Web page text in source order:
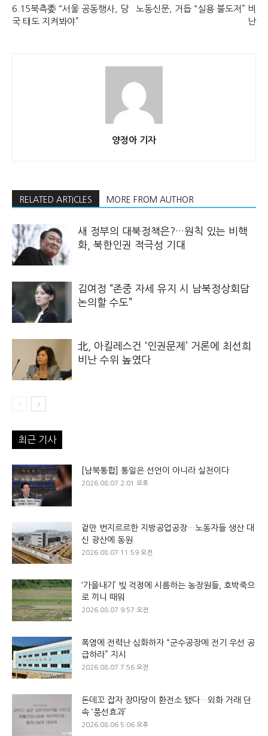
6.15북측委 “서울 공동행사, 당
국 태도 지켜봐야”
노동신문, 거듭 “실용 불도저” 비
난
양정아 기자
RELATED ARTICLES MORE FROM AUTHOR
새 정부의 대북정책은?…원칙 있는 비핵
화, 북한인권 적극성 기대
김여정 “존중 자세 유지 시 남북정상회담
논의할 수도”
北, 아킬레스건 ‘인권문제’ 거론에 최선희
비난 수위 높였다
최근 기사
[남북통합] 통일은 선언이 아니라 실천이다
2026.08.07 2:01 오후
겉만 번지르르한 지방공업공장…노동자들 생산 대
신 광산에 동원
2026.08.07 11:59 오전
‘가을내기’ 빚 걱정에 시름하는 농장원들, 호박죽으
로 끼니 때워
2026.08.07 9:57 오전
폭염에 전력난 심화하자 “군수공장에 전기 우선 공
급하라” 지시
2026.08.07 7:56 오전
돈데꼬 잡자 장마당이 환전소 됐다…외화 거래 단
속 ‘풍선효과’
2026.08.06 5:06 오후